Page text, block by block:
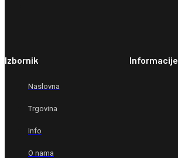
Izbornik
Naslovna
Trgovina
Info
O nama
Informacije